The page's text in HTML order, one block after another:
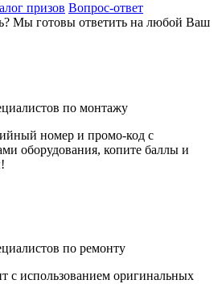
призов Вопрос-ответ
Мы готовы ответить на любой Ваш
по монтажу
номер и промо-код с
оборудования, копите баллы и
по ремонту
с использованием оригинальных